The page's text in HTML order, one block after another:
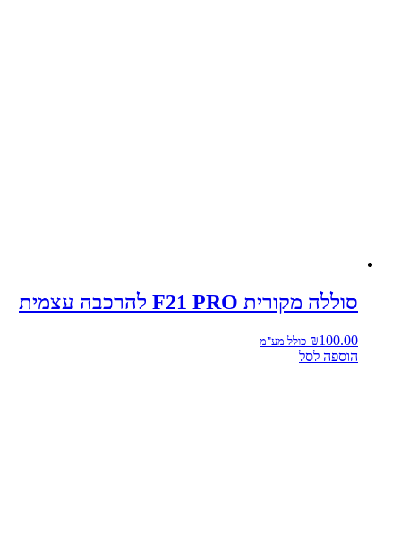
סוללה מקורית F21 PRO להרכבה עצמית
₪100.00 כולל מע"מ
הוספה לסל